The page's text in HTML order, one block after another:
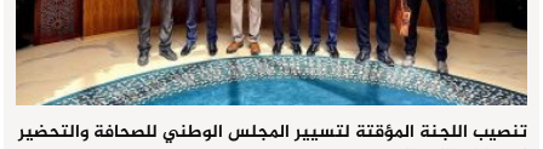
تنصيب اللجنة المؤقتة لتسيير المجلس الوطني للصحافة والتحضير